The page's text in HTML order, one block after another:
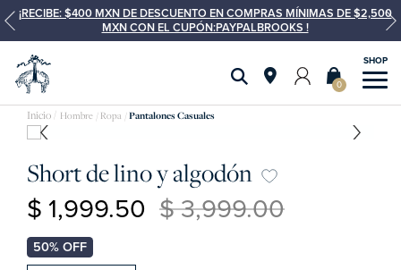
¡RECIBE: $400 MXN DE DESCUENTO EN COMPRAS MÍNIMAS DE $2,500
MXN CON EL CUPÓN:PAYPALBROOKS !
0
Hombre Ropa Pantalones Casuales
Short de lino y algodón
$ 3,999.00
$ 1,999.50